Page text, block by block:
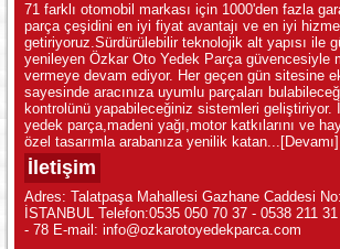
71 farklı otomobil markası için 1000'den fazla
parça çeşidini en iyi fiyat avantajı ve en iyi
getiriyoruz.Sürdürülebilir teknolojik alt yapısı ile
yenileyen Özkar Oto Yedek Parça güvencesiyle
vermeye devam ediyor. Her geçen gün sitesine
sayesinde aracınıza uyumlu parçaları
kontrolünü yapabileceğiniz sistemleri geliştiriyor.
yedek parça,madeni yağı,motor katkılarını ve
özel tasarımla arabanıza yenilik katan... [Devamı]
İletişim
Adres: Talatpaşa Mahallesi Gazhane Caddesi
İSTANBUL Telefon:0535 050 70 37 - 0538 211
- 78 E-mail: info@ozkarotoyedekparca.com